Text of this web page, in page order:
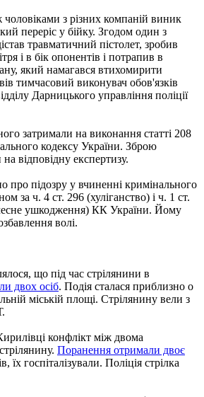
з різних компаній виник
переріс у бійку. Згодом один з
травматичний пістолет, зробив
і в бік опонентів і потрапив в
який намагався втихомирити
тимчасовий виконувач обов'язків
Дарницького управління поліції
затримали на виконання статті 208
кодексу України. Зброю
відповідну експертизу.
про підозру у вчиненні кримінального
за ч. 4 ст. 296 (хуліганство) і ч. 1 ст.
ушкодження) КК України. Йому
волі.
що під час стрілянини в
двох осіб. Подія сталася приблизно о
міській площі. Стрілянину вели з
конфлікт між двома
Поранення отримали двоє
їх госпіталізували. Поліція стрілка